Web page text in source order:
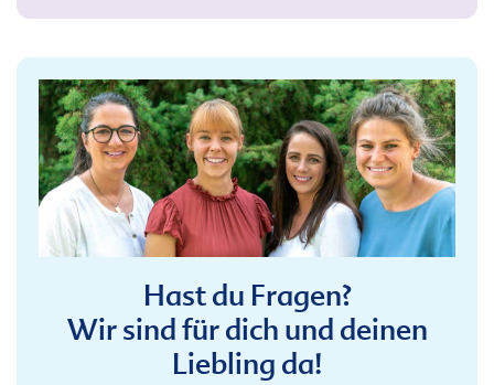
Hast du Fragen?
Wir sind für dich und deinen
Liebling da!